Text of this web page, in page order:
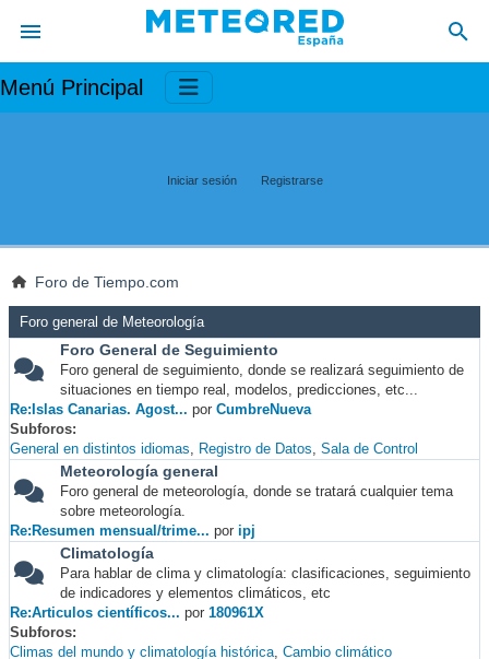
Menú Principal
Iniciar sesión Registrarse
Foro de Tiempo.com
Foro general de Meteorología
Foro General de Seguimiento
Foro general de seguimiento, donde se realizará seguimiento de
situaciones en tiempo real, modelos, predicciones, etc...
Re:Islas Canarias. Agost... por CumbreNueva
Subforos
General en distintos idiomas
Registro de Datos Sala de Control
Meteorología general
Foro general de meteorología, donde se tratará cualquier tema
sobre meteorología.
Re:Resumen mensual/trime... por ipj
Climatología
Para hablar de clima y climatología: clasificaciones, seguimiento
de indicadores y elementos climáticos, etc
Re:Articulos científicos... por 180961X
Subforos
Climas del mundo y climatología histórica Cambio climático